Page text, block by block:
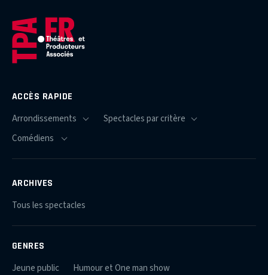
ACCÈS RAPIDE
ARCHIVES
Tous les spectacles
GENRES
Jeune public
Humour et One man show